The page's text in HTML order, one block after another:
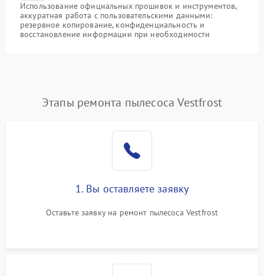
Использование официальных прошивок и инструментов,
аккуратная работа с пользовательскими данными:
резервное копирование, конфиденциальность и
восстановление информации при необходимости
Этапы ремонта пылесоса Vestfrost
1. Вы оставляете заявку
Оставьте заявку на ремонт пылесоса Vestfrost